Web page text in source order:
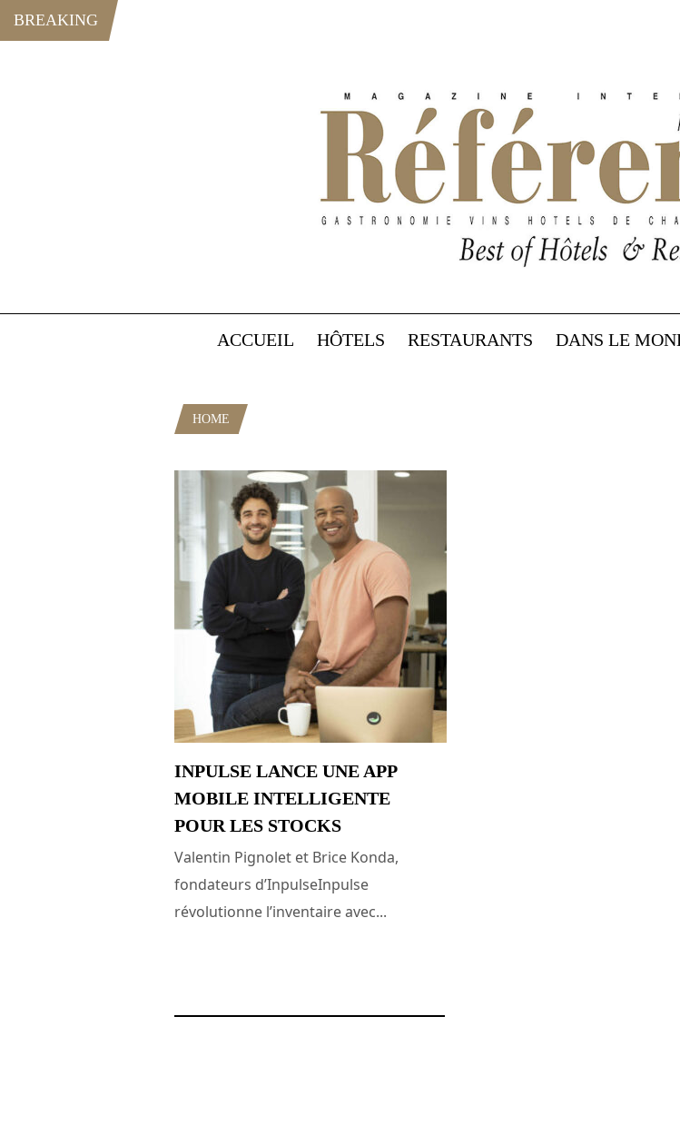
BREAKING
ACCUEIL HÔTELS RESTAURANTS DANS LE
HOME
INPULSE LANCE UNE APP
MOBILE INTELLIGENTE
POUR LES STOCKS
Valentin Pignolet et Brice Konda,
fondateurs d’InpulseInpulse
révolutionne l’inventaire avec...